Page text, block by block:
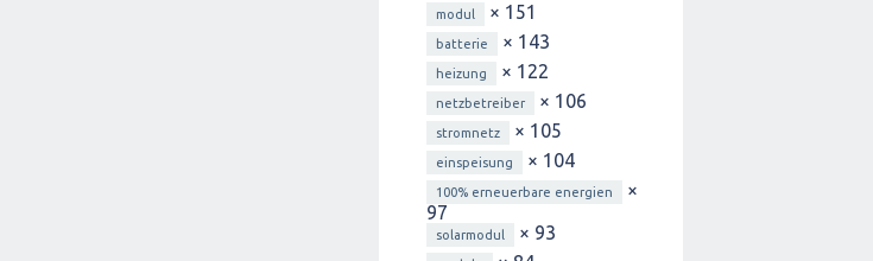
modul × 151
batterie × 143
heizung × 122
netzbetreiber × 106
stromnetz × 105
einspeisung × 104
100% erneuerbare energien
×
97
solarmodul × 93